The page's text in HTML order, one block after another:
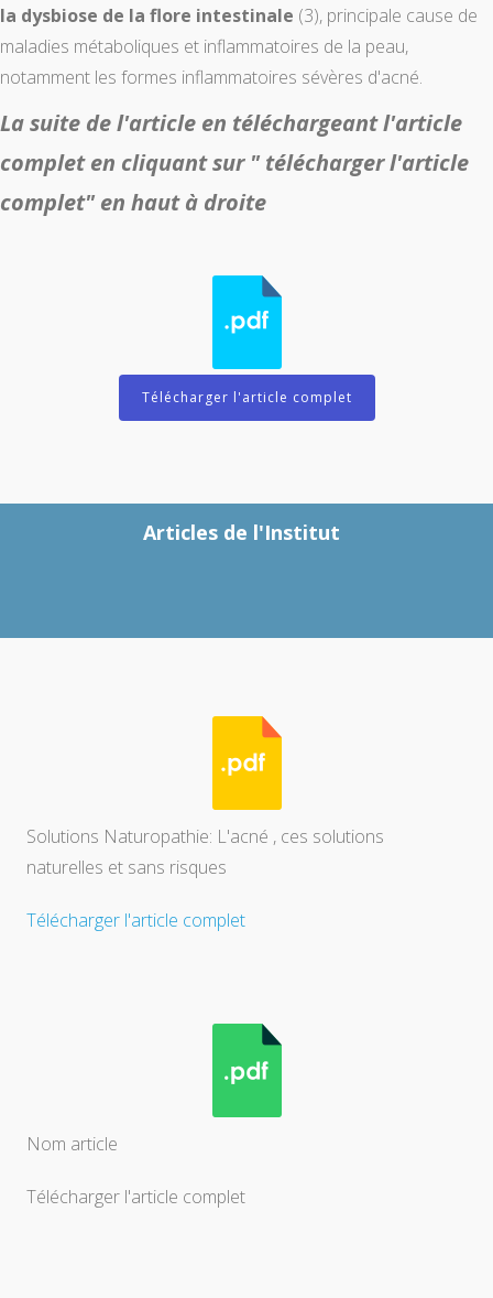
la dysbiose de la flore intestinale (3), principale cause de
maladies métaboliques et inflammatoires de la peau,
notamment les formes inflammatoires sévères d'acné.
La suite de l'article en téléchargeant l'article
complet en cliquant sur " télécharger l'article
complet" en haut à droite
Télécharger l'article complet
Articles de l'Institut
Solutions Naturopathie: L'acné , ces solutions
naturelles et sans risques
Télécharger l'article complet
Nom article
Télécharger l'article complet